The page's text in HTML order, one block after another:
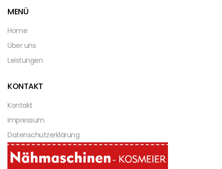
MENÜ
Home
Über uns
Leistungen
KONTAKT
Kontakt
Impressum
Datenschutzerklärung